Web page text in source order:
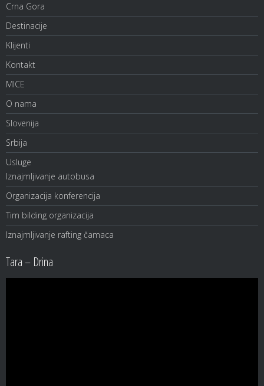
Crna Gora
Destinacije
Klijenti
Kontakt
MICE
O nama
Slovenija
Srbija
Usluge
Iznajmljivanje autobusa
Organizacija konferencija
Tim bilding organizacija
Iznajmljivanje rafting čamaca
Tara – Drina